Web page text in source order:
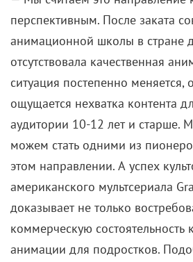
перспективным. После заката
анимационной школы в стране
отсутствовала качественная
ситуация постепенно меняется,
ощущается нехватка контента
аудитории 10-12 лет и старше.
можем стать одними из
этом направлении. А успех
американского мультсериала
доказывает не только
коммерческую состоятельность
анимации для подростков.